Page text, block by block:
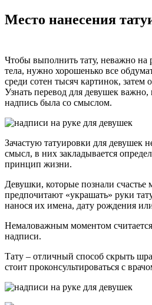
Место нанесения
Чтобы выполнить тату, неважно на
тела, нужно хорошенько все
среди сотен тысяч картинок, затем
Узнать перевод для девушек
надпись была со смыслом.
Зачастую татуировки для девушек
смысл, в них закладывается
принцип жизни.
Девушки, которые познали счастье
предпочитают «украшать» руки
нанося их имена, дату рождения
Немаловажным моментом
надписи.
Тату – отличный способ скрыть
стоит проконсультироваться с